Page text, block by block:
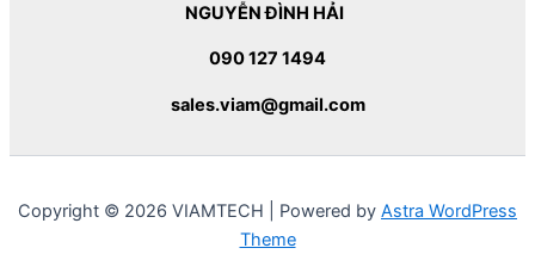
NGUYỄN ĐÌNH HẢI
090 127 1494
sales.viam@gmail.com
Copyright © 2026 VIAMTECH | Powered by Astra WordPress
Theme